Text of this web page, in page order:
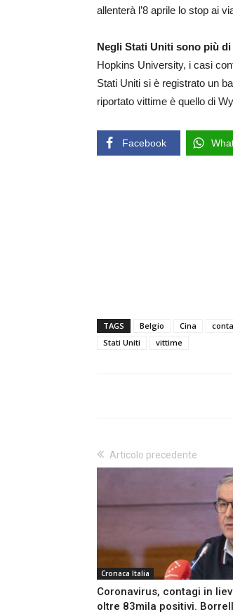
allenterà l’8 aprile lo stop ai
Negli Stati Uniti sono più
Hopkins University, i casi
Stati Uniti si è registrato un
riportato vittime è quello di
Facebook
TAGS Belgio Cina
Stati Uniti
vittime
Articolo precedente
Cronaca Italia
Coronavirus, contagi in
oltre 83mila positivi.